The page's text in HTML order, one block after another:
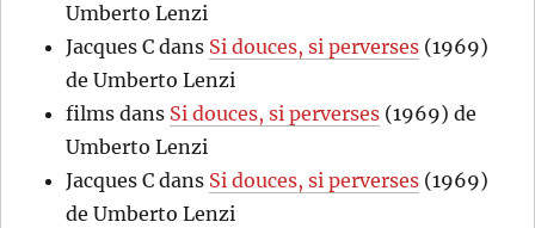
Umberto Lenzi
Jacques C dans Si douces, si perverses (1969)
de Umberto Lenzi
films dans Si douces, si perverses (1969) de
Umberto Lenzi
Jacques C dans Si douces, si perverses (1969)
de Umberto Lenzi